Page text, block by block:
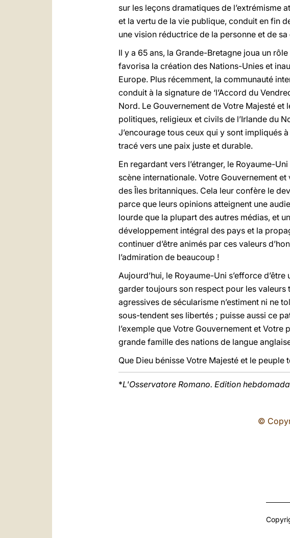
sur les leçons dramatiques de l’extrémisme
et la vertu de la vie publique, conduit en fin
une vision réductrice de la personne et de sa
Il y a 65 ans, la Grande-Bretagne joua un
favorisa la création des Nations-Unies et
Europe. Plus récemment, la communauté
conduit à la signature de ‘l’Accord du
Nord. Le Gouvernement de Votre Majesté
politiques, religieux et civils de l’Irlande du
J’encourage tous ceux qui y sont impliqués
tracé vers une paix juste et durable.
En regardant vers l’étranger, le Royaume-
scène internationale. Votre Gouvernement
des Îles britanniques. Cela leur confère le
parce que leurs opinions atteignent une
lourde que la plupart des autres médias, et
développement intégral des pays et la
continuer d’être animés par ces valeurs
l’admiration de beaucoup !
Aujourd’hui, le Royaume-Uni s’efforce
garder toujours son respect pour les
agressives de sécularisme n’estiment ni ne
sous-tendent ses libertés ; puisse aussi ce
l’exemple que Votre Gouvernement et
grande famille des nations de langue
Que Dieu bénisse Votre Majesté et le
*L'Osservatore Romano. Edition
©